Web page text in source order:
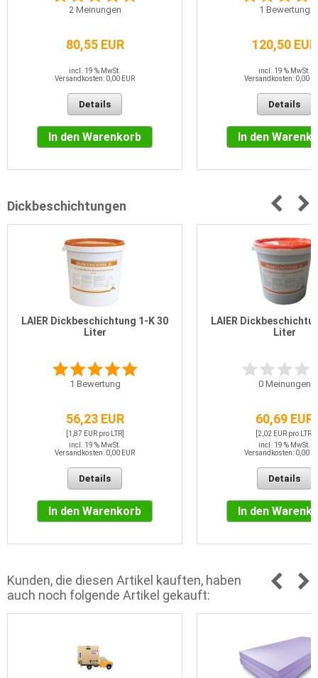
2Meinungen
80,55 EUR
incl. 19 % MwSt.
Versandkosten: 0,00 EUR
Details
In den Warenkorb
1 Bewertung
120,50 EUR
incl. 19 % MwSt.
Versandkosten: 0,00
Details
In den
Dickbeschichtungen
LAIER Dickbeschichtung 1-K 30
Liter
1 Bewertung
56,23 EUR
[1,87 EUR pro LTR]
incl. 19 % MwSt.
Versandkosten: 0,00 EUR
Details
In den Warenkorb
LAIER
Liter
0Meinungen
60,69 EUR
[2,02 EUR pro LTR]
incl. 19 % MwSt.
Versandkosten: 0,00
Details
In den
Kunden, die diesen Artikel kauften, haben
auch noch folgende Artikel gekauft: